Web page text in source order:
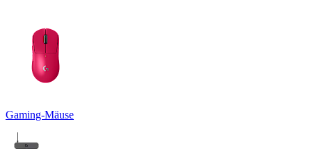
Gaming-Mäuse